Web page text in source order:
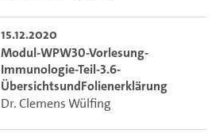
15.12.2020
Modul-WPW30-Vorlesung-
Immunologie-Teil-3.6-
ÜbersichtsundFolienerklärung
Dr. Clemens Wülfing